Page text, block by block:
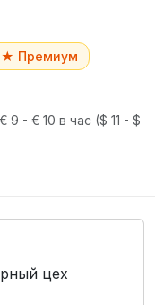
★ Премиум
9 - € 10 в час ($ 11 - $
цех